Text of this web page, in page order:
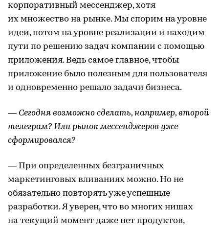
корпоративный мессенджер, хотя
их множество на рынке. Мы спорим на уровне
идеи, потом на уровне реализации и находим
пути по решению задач компании с помощью
приложения. Ведь самое главное, чтобы
приложение было полезным для пользователя
и одновременно решало задачи бизнеса.
— Сегодня возможно сделать, например, второй
телеграм? Или рынок мессенджеров уже
сформировался?
— При определенных безграничных
маркетинговых вливаниях можно. Но не
обязательно повторять уже успешные
разработки. Я уверен, что во многих нишах
на текущий момент даже нет продуктов,